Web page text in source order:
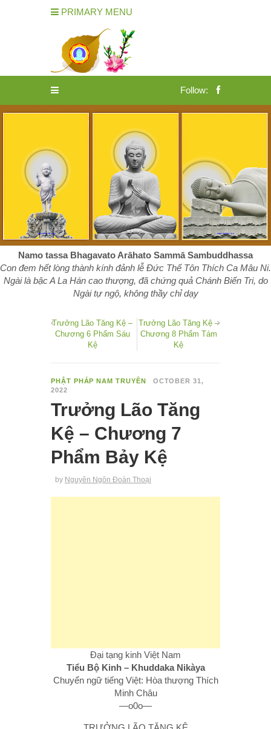
PRIMARY MENU
Follow:
Namo tassa Bhagavato Arāhato Sammā Sambuddhassa
Con đem hết lòng thành kính đảnh lễ Đức Thế Tôn Thích Ca Mâu Ni.
Ngài là bậc A La Hán cao thượng, đã chứng quả Chánh Biến Tri, do
Ngài tự ngộ, không thầy chỉ dạy
Trưởng Lão Tăng Kệ –
Chương 6 Phẩm Sáu
Kệ
Trưởng Lão Tăng Kệ –
Chương 8 Phẩm Tám
Kệ
PHẬT PHÁP NAM TRUYỀN
OCTOBER 31,
2022
Trưởng Lão Tăng
Kệ – Chương 7
Phẩm Bảy Kệ
by Nguyên Ngôn Đoàn Thoại
Đại tạng kinh Việt Nam
Tiểu Bộ Kinh – Khuddaka Nikàya
Chuyển ngữ tiếng Việt: Hòa thượng Thích
Minh Châu
—o0o—